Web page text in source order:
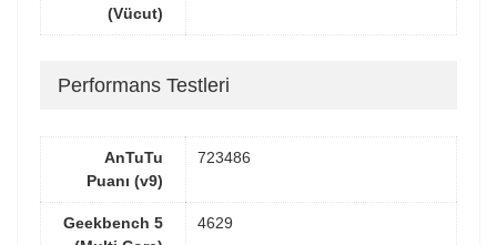
(Vücut)
Performans Testleri
AnTuTu
Puanı (v9)
723486
Geekbench 5
4629